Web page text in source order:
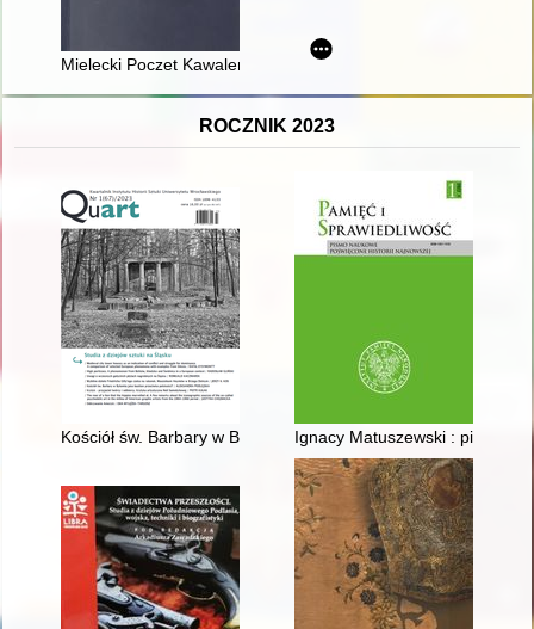
Mielecki Poczet Kawalerów Orderu Virtuti Militari : Skowroński
ROCZNIK 2023
Kościół św. Barbary w Bytomiu jako bastion przeciwko
Ignacy Matuszewski :